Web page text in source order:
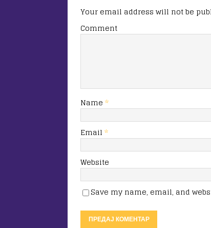
Your email address will not be
Comment
Name *
Email *
Website
Save my name, email, and